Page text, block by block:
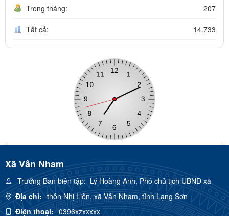
Trong tháng: 207
Tất cả: 14.733
Xã Vân Nham
Trưởng Ban biên tập:Lý Hoàng Anh, Phó chủ tịch UBND xã
Địa chỉ: thôn Nhị Liên, xã Vân Nham, tỉnh Lạng Sơn
Điện thoại: 0396xzxxxxx